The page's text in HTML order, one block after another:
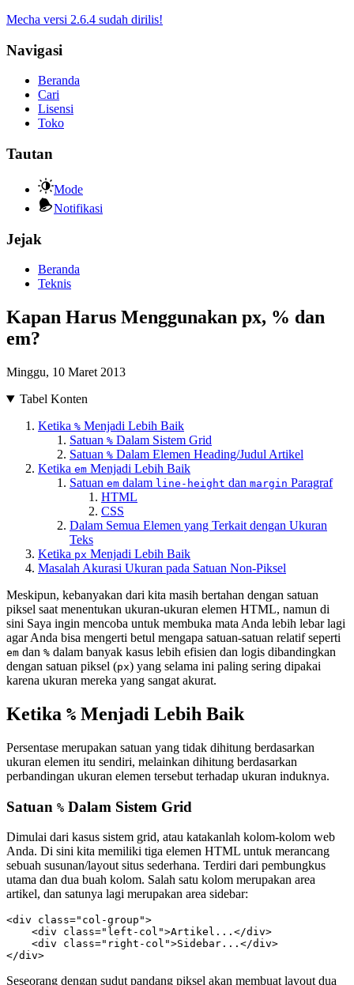
Mecha versi 2.6.4 sudah dirilis!
Navigasi
Beranda
Cari
Lisensi
Toko
Tautan
Mode
Notifikasi
Jejak
Beranda
Teknis
Kapan Harus Menggunakan px, % dan
em?
Minggu, 10 Maret 2013
Tabel Konten
Ketika % Menjadi Lebih Baik
Satuan % Dalam Sistem Grid
Satuan % Dalam Elemen Heading/Judul Artikel
Ketika em Menjadi Lebih Baik
Satuan em dalam line-height dan margin Paragraf
HTML
CSS
Dalam Semua Elemen yang Terkait dengan Ukuran
Teks
Ketika px Menjadi Lebih Baik
Masalah Akurasi Ukuran pada Satuan Non-Piksel
Meskipun, kebanyakan dari kita masih bertahan dengan satuan
piksel saat menentukan ukuran-ukuran elemen HTML, namun di
sini Saya ingin mencoba untuk membuka mata Anda lebih lebar lagi
agar Anda bisa mengerti betul mengapa satuan-satuan relatif seperti
em dan % dalam banyak kasus lebih efisien dan logis dibandingkan
dengan satuan piksel (px) yang selama ini paling sering dipakai
karena ukuran mereka yang sangat akurat.
Ketika % Menjadi Lebih Baik
Persentase merupakan satuan yang tidak dihitung berdasarkan
ukuran elemen itu sendiri, melainkan dihitung berdasarkan
perbandingan ukuran elemen tersebut terhadap ukuran induknya.
Satuan % Dalam Sistem Grid
Dimulai dari kasus sistem grid, atau katakanlah kolom-kolom web
Anda. Di sini kita memiliki tiga elemen HTML untuk merancang
sebuah susunan/layout situs sederhana. Terdiri dari pembungkus
utama dan dua buah kolom. Salah satu kolom merupakan area
artikel, dan satunya lagi merupakan area sidebar:
<div class="col-group">
    <div class="left-col">Artikel...</div>
    <div class="right-col">Sidebar...</div>
</div>
Seseorang dengan sudut pandang piksel akan membuat layout dua